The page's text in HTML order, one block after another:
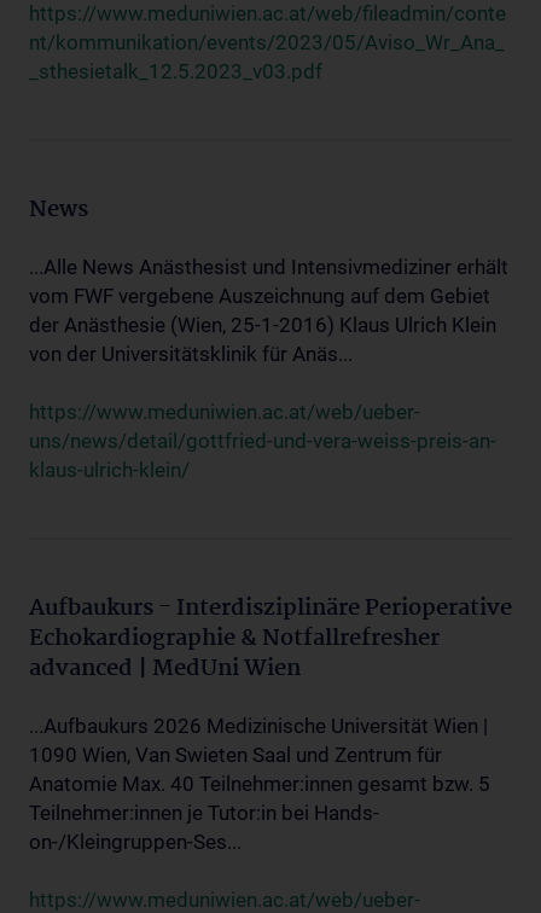
https://www.meduniwien.ac.at/web/fileadmin/conte
nt/kommunikation/events/2023/05/Aviso_Wr_Ana_
_sthesietalk_12.5.2023_v03.pdf
News
...Alle News Anästhesist und Intensivmediziner erhält
vom FWF vergebene Auszeichnung auf dem Gebiet
der Anästhesie (Wien, 25-1-2016) Klaus Ulrich Klein
von der Universitätsklinik für Anäs...
https://www.meduniwien.ac.at/web/ueber-
uns/news/detail/gottfried-und-vera-weiss-preis-an-
klaus-ulrich-klein/
Aufbaukurs - Interdisziplinäre Perioperative
Echokardiographie & Notfallrefresher
advanced | MedUni Wien
...Aufbaukurs 2026 Medizinische Universität Wien |
1090 Wien, Van Swieten Saal und Zentrum für
Anatomie Max. 40 Teilnehmer:innen gesamt bzw. 5
Teilnehmer:innen je Tutor:in bei Hands-
on-/Kleingruppen-Ses...
https://www.meduniwien.ac.at/web/ueber-